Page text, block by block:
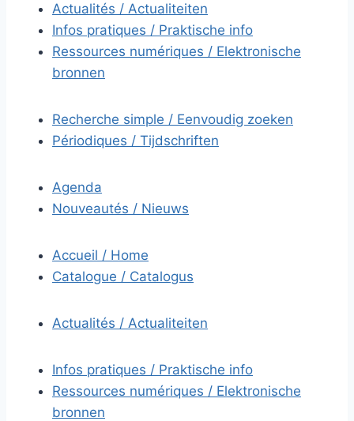
Actualités / Actualiteiten
Infos pratiques / Praktische info
Ressources numériques / Elektronische
bronnen
Recherche simple / Eenvoudig zoeken
Périodiques / Tijdschriften
Agenda
Nouveautés / Nieuws
Accueil / Home
Catalogue / Catalogus
Actualités / Actualiteiten
Infos pratiques / Praktische info
Ressources numériques / Elektronische
bronnen